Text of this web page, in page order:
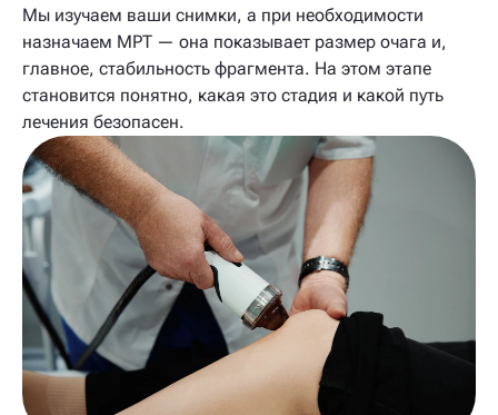
Мы изучаем ваши снимки, а при необходимости
назначаем МРТ — она показывает размер очага и,
главное, стабильность фрагмента. На этом этапе
становится понятно, какая это стадия и какой путь
лечения безопасен.